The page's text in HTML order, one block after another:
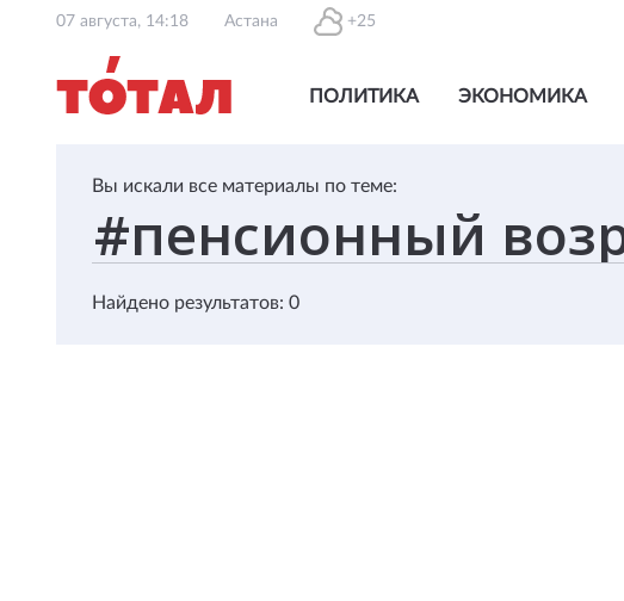
07 августа, 14:18 Астана +25
ПОЛИТИКА ЭКОНОМИКА
Вы искали все материалы по теме:
Найдено результатов: 0